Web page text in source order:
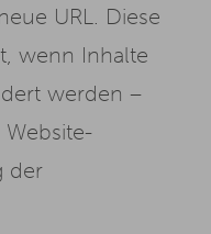
URL. Diese
wenn Inhalte
werden –
der